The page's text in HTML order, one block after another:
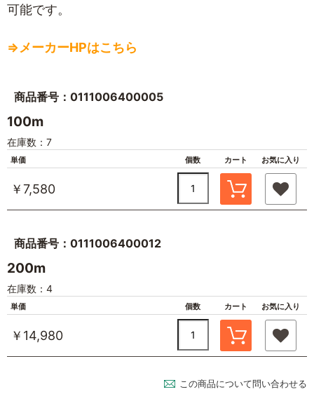
可能です。
⇒メーカーHPはこちら
商品番号：0111006400005
100m
在庫数：7
単価 個数 カート お気に入り
￥7,580
商品番号：0111006400012
200m
在庫数：4
単価 個数 カート お気に入り
￥14,980
この商品について問い合わせる